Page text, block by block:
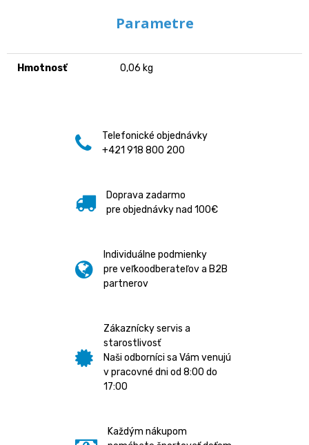
Parametre
Hmotnosť 0,06 kg
Telefonické objednávky
+421 918 800 200
Doprava zadarmo
pre objednávky nad 100€
Individuálne podmienky
pre veľkoodberateľov a B2B
partnerov
Zákaznícky servis a
starostlivosť
Naši odborníci sa Vám venujú
v pracovné dni od 8:00 do
17:00
Každým nákupom